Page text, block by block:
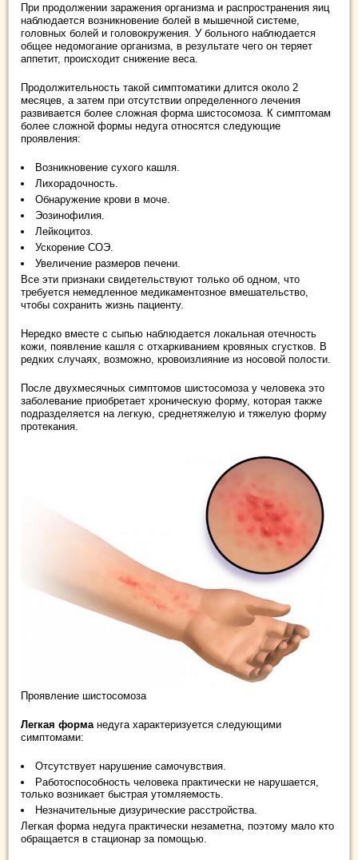
При продолжении заражения организма и распространения яиц
наблюдается возникновение болей в мышечной системе,
головных болей и головокружения. У больного наблюдается
общее недомогание организма, в результате чего он теряет
аппетит, происходит снижение веса.
Продолжительность такой симптоматики длится около 2
месяцев, а затем при отсутствии определенного лечения
развивается более сложная форма шистосомоза. К симптомам
более сложной формы недуга относятся следующие
проявления:
Возникновение сухого кашля.
Лихорадочность.
Обнаружение крови в моче.
Эозинофилия.
Лейкоцитоз.
Ускорение СОЭ.
Увеличение размеров печени.
Все эти признаки свидетельствуют только об одном, что
требуется немедленное медикаментозное вмешательство,
чтобы сохранить жизнь пациенту.
Нередко вместе с сыпью наблюдается локальная отечность
кожи, появление кашля с отхаркиванием кровяных сгустков. В
редких случаях, возможно, кровоизлияние из носовой полости.
После двухмесячных симптомов шистосомоза у человека это
заболевание приобретает хроническую форму, которая также
подразделяется на легкую, среднетяжелую и тяжелую форму
протекания.
Проявление шистосомоза
Легкая форма недуга характеризуется следующими
симптомами:
Отсутствует нарушение самочувствия.
Работоспособность человека практически не нарушается,
только возникает быстрая утомляемость.
Незначительные дизурические расстройства.
Легкая форма недуга практически незаметна, поэтому мало кто
обращается в стационар за помощью.